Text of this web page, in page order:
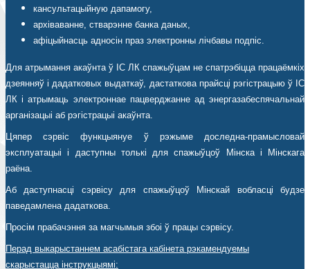
кансультацыйную дапамогу,
архіваванне, стварэнне банка даных,
афіцыйнасць адносін праз электронны лічбавы подпіс.
Для атрымання акаўнта ў ІС ЛК спажыўцам не спатрэбіцца працаёмкіх
дзеянняў і дадатковых выдаткаў, дастаткова прайсці рэгістрацыю ў ІС
ЛК і атрымаць электроннае пацверджанне ад энергазабеспячальнай
арганізацыі аб рэгістрацыі акаўнта.
Цяпер сэрвіс функцыянуе ў рэжыме доследна-прамысловай
эксплуатацыі і даступны толькі для спажыўцоў Мінска і Мінскага
раёна.
Аб даступнасці сэрвісу для спажыўцоў Мінскай вобласці будзе
паведамлена дадаткова.
Просім прабачэння за магчымыя збоі ў працы сэрвісу.
Перад выкарыстаннем асабістага кабінета рэкамендуемы
скарыстацца інструкцыямі: